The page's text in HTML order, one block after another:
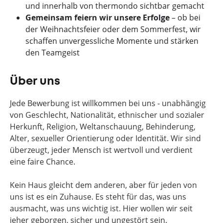
und innerhalb von thermondo sichtbar gemacht
Gemeinsam feiern wir unsere Erfolge– ob bei
der Weihnachtsfeier oder dem Sommerfest, wir
schaffen unvergessliche Momente und stärken
den Teamgeist
Über uns
Jede Bewerbung ist willkommen bei uns - unabhängig
von Geschlecht, Nationalität, ethnischer und sozialer
Herkunft, Religion, Weltanschauung, Behinderung,
Alter, sexueller Orientierung oder Identität. Wir sind
überzeugt, jeder Mensch ist wertvoll und verdient
eine faire Chance.
Kein Haus gleicht dem anderen, aber für jeden von
uns ist es ein Zuhause. Es steht für das, was uns
ausmacht, was uns wichtig ist. Hier wollen wir seit
jeher geborgen, sicher und ungestört sein.